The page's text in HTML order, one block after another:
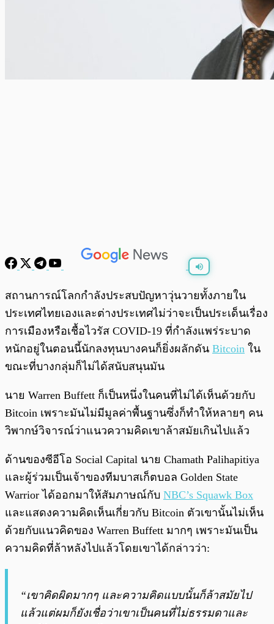
พร้อมเล่น 0:00 0:00
สถานการณ์โลกกำลังประสบปัญหาวุ่นวายทั้งภายใน
ประเทศไทยเองและต่างประเทศไม่ว่าจะเป็นประเด็นเรื่อง
การเมืองหรือเชื้อไวรัส COVID-19 ที่กำลังแพร่ระบาด
หนักอยู่ในตอนนี้นักลงทุนบางคนก็ยิ่งผลักดัน Bitcoin ใน
ขณะที่บางกลุ่มก็ไม่ได้สนับสนุนมัน
นาย Warren Buffett ก็เป็นหนึ่งในคนที่ไม่ได้เห็นด้วยกับ
Bitcoin เพราะมันไม่มีมูลค่าพื้นฐานซึ่งก็ทำให้หลายๆ คน
วิพากษ์วิจารณ์ว่าแนวความคิดเขาล้าสมัยเกินไปแล้ว
ด้านของซีอีโอ Social Capital นาย Chamath Palihapitiya
และผู้ร่วมเป็นเจ้าของทีมบาสเก็ตบอล Golden State
Warrior ได้ออกมาให้สัมภาษณ์กับ NBC’s Squawk Box
และแสดงความคิดเห็นเกี่ยวกับ Bitcoin ตัวเขานั้นไม่เห็น
ด้วยกับแนวคิดของ Warren Buffett มากๆ เพราะมันเป็น
ความคิดที่ล้าหลังไปแล้วโดยเขาได้กล่าวว่า:
“เขาคิดผิดมากๆ และความคิดแบบนั้นก็ล้าสมัยไป
แล้วแต่ผมก็ยังเชื่อว่าเขาเป็นคนที่ไม่ธรรมดาและ